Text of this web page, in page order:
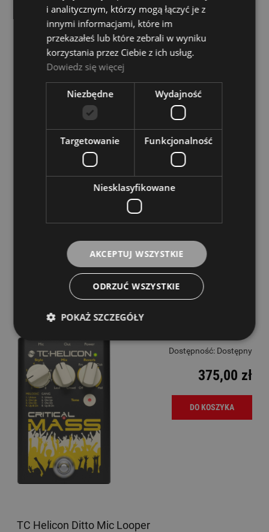
Dostępność:
969,00 zł
Electro Harmonix Bass Balls
Dostępność:
Dostępność: Dostępny
375,00 zł
DO KOSZYKA
TC Helicon Ditto Mic Looper
i analitycznym, którzy mogą łączyć je z
innymi informacjami, które im
przekazałeś lub które zebrali w wyniku
korzystania przez Ciebie z ich usług.
Dowiedz się więcej
Niezbędne Wydajność
Targetowanie Funkcjonalność
Niesklasyfikowane
AKCEPTUJ WSZYSTKIE
ODRZUĆ WSZYSTKIE
POKAŻ SZCZEGÓŁY